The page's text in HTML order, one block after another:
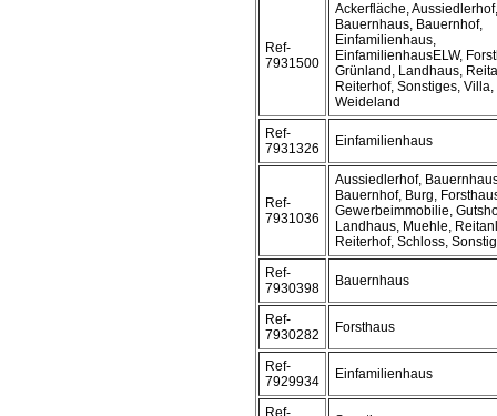
Ref-
7931500
Ackerfläche, Aussiedlerhof,
Bauernhaus, Bauernhof,
Einfamilienhaus,
EinfamilienhausELW,
Grünland, Landhaus,
Reiterhof, Sonstiges, Villa,
Weideland
Ref-
7931326
Einfamilienhaus
Ref-
7931036
Aussiedlerhof,
Bauernhof, Burg,
Gewerbeimmobilie,
Landhaus, Muehle,
Reiterhof, Schloss,
Ref-
7930398
Bauernhaus
Ref-
7930282
Forsthaus
Ref-
7929934
Einfamilienhaus
Ref-